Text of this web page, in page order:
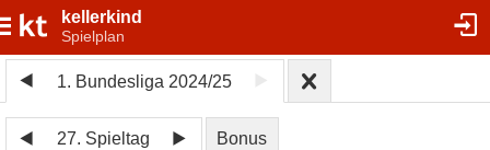
kellerkind
Spielplan
1. Bundesliga 2024/25
27. Spieltag Bonus